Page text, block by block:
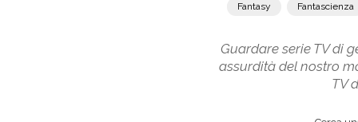
Fantasy Fantascienza
Guardare serie TV di
assurdità del nostro
TV